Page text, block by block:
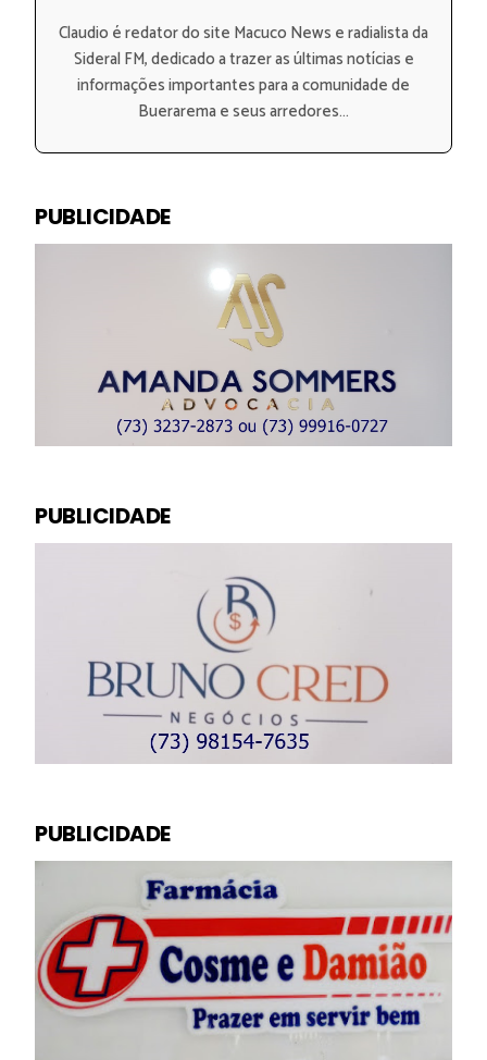
Claudio é redator do site Macuco News e radialista da
Sideral FM, dedicado a trazer as últimas notícias e
informações importantes para a comunidade de
Buerarema e seus arredores...
PUBLICIDADE
PUBLICIDADE
PUBLICIDADE